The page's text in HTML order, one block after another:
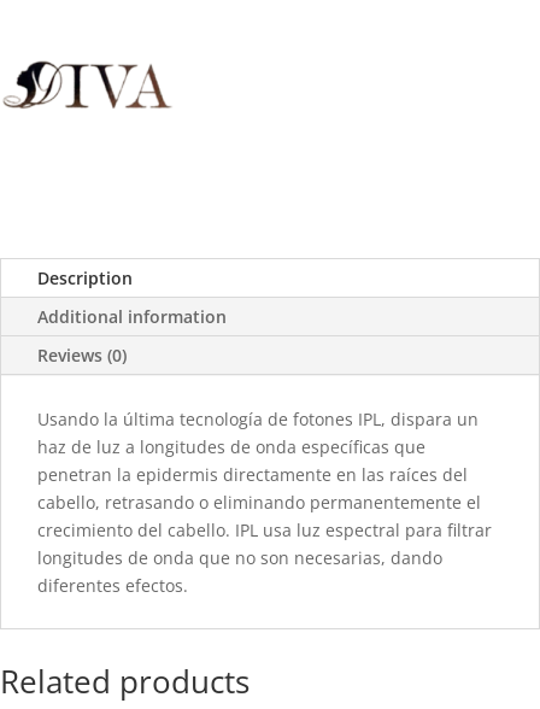
Description
Additional information
Reviews (0)
Usando la última tecnología de fotones IPL, dispara un
haz de luz a longitudes de onda específicas que
penetran la epidermis directamente en las raíces del
cabello, retrasando o eliminando permanentemente el
crecimiento del cabello. IPL usa luz espectral para filtrar
longitudes de onda que no son necesarias, dando
diferentes efectos.
Related products